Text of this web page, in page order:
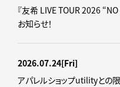
『友希 LIVE TOUR 2026
お知らせ！
2026.07.24[Fri]
アパレルショップutilityとの